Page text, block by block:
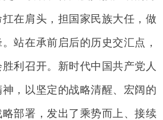
在肩头，担国家民族大任，做
站在承前启后的历史交汇点，
利召开。新时代中国共产党人
，以坚定的战略清醒、宏阔的
部署，发出了乘势而上、接续